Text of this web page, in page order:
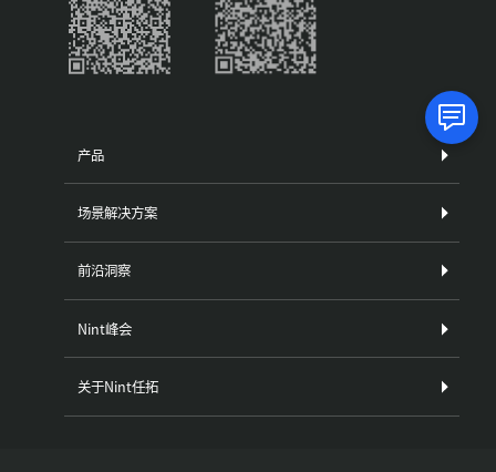
产品
场景解决方案
前沿洞察
Nint峰会
关于Nint任拓